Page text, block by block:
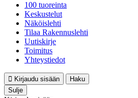
100 tuoreinta
Keskustelut
Näköislehti
Tilaa Rakennuslehti
Uutiskirje
Toimitus
Yhteystiedot
Kirjaudu sisään
Haku
Sulje